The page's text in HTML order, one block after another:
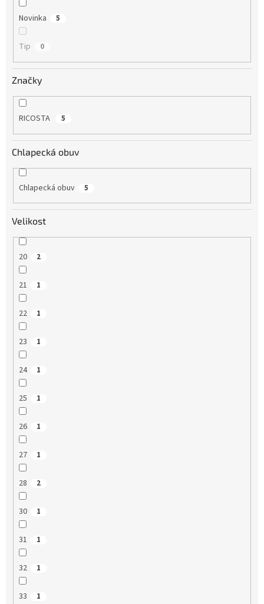
Novinka 5
Tip 0
Značky
RICOSTA 5
Chlapecká obuv
Chlapecká obuv 5
Velikost
20 2
21 1
22 1
23 1
24 1
25 1
26 1
27 1
28 2
30 1
31 1
32 1
33 1